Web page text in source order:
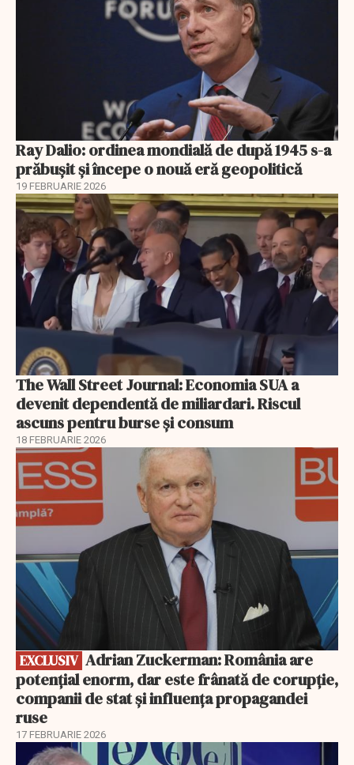
Ray Dalio: ordinea mondială de după 1945 s-a
prăbușit și începe o nouă eră geopolitică
19 FEBRUARIE 2026
The Wall Street Journal: Economia SUA a
devenit dependentă de miliardari. Riscul
ascuns pentru burse și consum
18 FEBRUARIE 2026
EXCLUSIV
EXCLUSIV
potențial enorm, dar este frânată de corupție,
companii de stat și influența propagandei
ruse
17 FEBRUARIE 2026
EXCLUSIV